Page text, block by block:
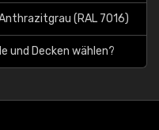
(RAL 7016)
und Decken wählen?